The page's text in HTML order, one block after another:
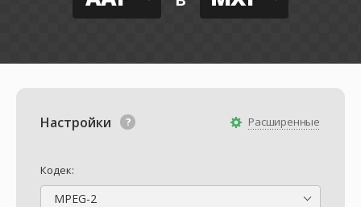
Расширенные
Настройки
Кодек:
MPEG-2